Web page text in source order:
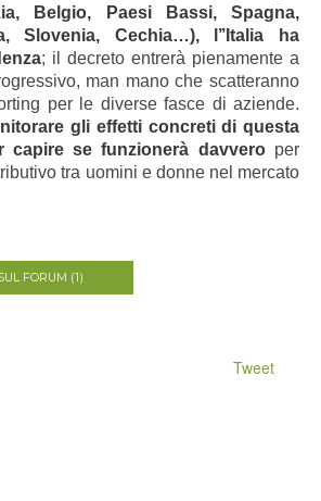
Belgio, Paesi Bassi, Spagna,
Slovenia, Cechia…), l’’Italia ha
; il decreto entrerà pienamente a
man mano che scatteranno
per le diverse fasce di aziende.
gli effetti concreti di questa
capire se funzionerà davvero per
tra uomini e donne nel mercato
FORUM (1)
Tweet